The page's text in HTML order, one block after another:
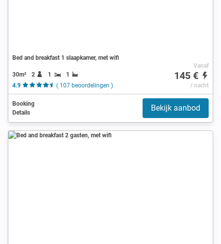
Bed and breakfast 1 slaapkamer, met wifi
30m² 2 1
1
4.9
( 107 beoordelingen )
Vanaf
145 €
/ nacht
Booking
Details
Bekijk aanbod